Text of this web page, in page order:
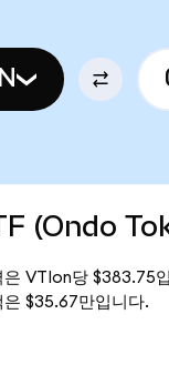
(Ondo
VTIon당 $383.75
$35.67만입니다.